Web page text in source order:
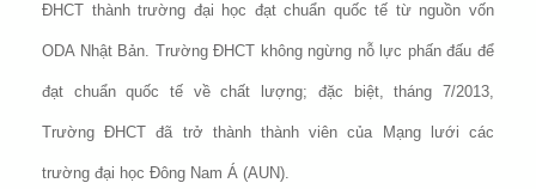
ĐHCT thành trường đại học đạt chuẩn quốc tế từ nguồn vốn
ODA Nhật Bản. Trường ĐHCT không ngừng nỗ lực phấn đấu để
đạt chuẩn quốc tế về chất lượng; đặc biệt, tháng 7/2013,
Trường ĐHCT đã trở thành thành viên của Mạng lưới các
trường đại học Đông Nam Á (AUN).